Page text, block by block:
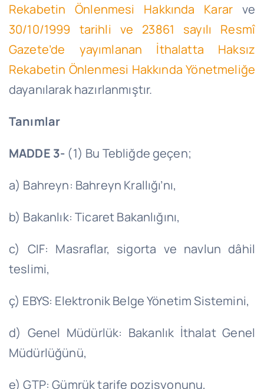
Rekabetin Önlenmesi Hakkında Karar ve
30/10/1999 tarihli ve 23861 sayılı Resmî
Gazete’de yayımlanan İthalatta Haksız
Rekabetin Önlenmesi Hakkında Yönetmeliğe
dayanılarak hazırlanmıştır.
Tanımlar
MADDE 3- (1) Bu Tebliğde geçen;
a) Bahreyn: Bahreyn Krallığı’nı,
b) Bakanlık: Ticaret Bakanlığını,
c) CIF: Masraflar, sigorta ve navlun dâhil
teslimi,
ç) EBYS: Elektronik Belge Yönetim Sistemini,
d) Genel Müdürlük: Bakanlık İthalat Genel
Müdürlüğünü,
e) GTP: Gümrük tarife pozisyonunu,